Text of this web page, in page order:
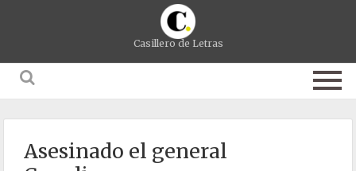
Casillero de Letras
Asesinado el general